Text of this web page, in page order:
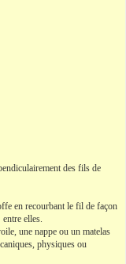
des fils de
en recourbant le fil de façon
elles.
une nappe ou un matelas
physiques ou